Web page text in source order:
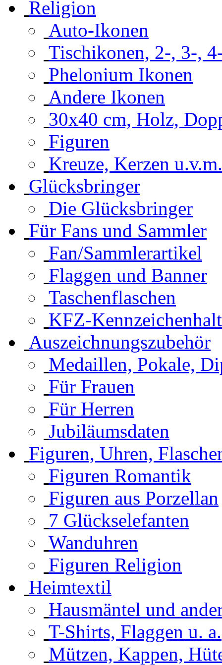
Religion
Auto-Ikonen
Tischikonen, 2-, 3-,
Phelonium Ikonen
Andere Ikonen
30x40 cm, Holz,
Figuren
Kreuze, Kerzen u.v.m.
Glücksbringer
Die Glücksbringer
Für Fans und Sammler
Fan/Sammlerartikel
Flaggen und Banner
Taschenflaschen
KFZ-
Auszeichnungszubehör
Medaillen, Pokale,
Für Frauen
Für Herren
Jubiläumsdaten
Figuren, Uhren,
Figuren Romantik
Figuren aus Porzellan
7 Glückselefanten
Wanduhren
Figuren Religion
Heimtextil
Hausmäntel und
T-Shirts, Flaggen u. a.
Mützen, Kappen,